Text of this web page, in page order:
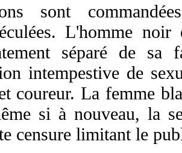
sont
L'homme
séparé de
intempestive de
coureur. La femme
si à nouveau, la
censure limitant le